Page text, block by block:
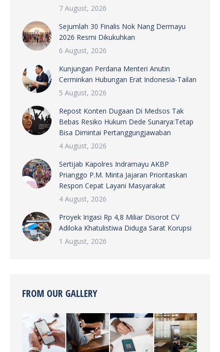
7 August, 2026
Sejumlah 30 Finalis Nok Nang Dermayu
2026 Resmi Dikukuhkan
6 August, 2026
Kunjungan Perdana Menteri Anutin
Cerminkan Hubungan Erat Indonesia-Tailan
5 August, 2026
Repost Konten Dugaan Di Medsos Tak
Bebas Resiko Hukum Dede Sunarya:Tetap
Bisa Dimintai Pertanggungjawaban
4 August, 2026
Sertijab Kapolres Indramayu AKBP
Prianggo P.M. Minta Jajaran Prioritaskan
Respon Cepat Layani Masyarakat
4 August, 2026
Proyek Irigasi Rp 4,8 Miliar Disorot CV
Adiloka Khatulistiwa Diduga Sarat Korupsi
1 August, 2026
FROM OUR GALLERY